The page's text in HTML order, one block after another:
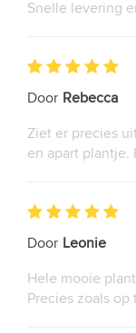
Snelle levering
Door Rebecca
Ziet er precies
en apart plantje.
Door Leonie
Hele mooie
Precies zoals op